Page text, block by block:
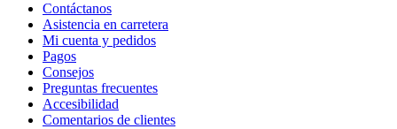
Contáctanos
Asistencia en carretera
Mi cuenta y pedidos
Pagos
Consejos
Preguntas frecuentes
Accesibilidad
Comentarios de clientes